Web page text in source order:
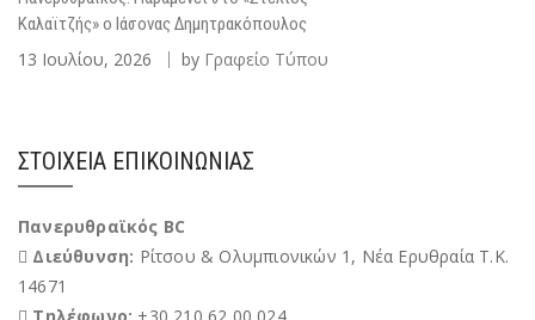
Καλαϊτζής» ο Ιάσονας Δημητρακόπουλος
13 Ιουλίου, 2026 by Γραφείο Τύπου
ΣΤΟΙΧΕΊΑ ΕΠΙΚΟΙΝΩΝΊΑΣ
Πανερυθραϊκός BC
Διεύθυνση: Ρίτσου & Ολυμπιονικών 1, Νέα Ερυθραία Τ.Κ.
14671